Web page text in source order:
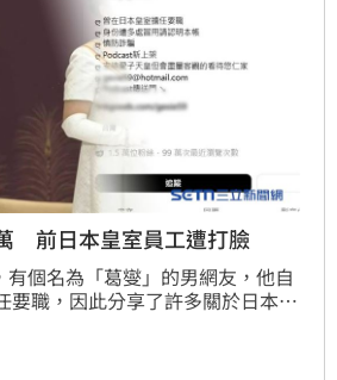
前日本皇室員工遭打臉
個名為「葛燮」的男網友，他自
要職，因此分享了許多關於日本皇
還在Podcast開了名為《天皇有